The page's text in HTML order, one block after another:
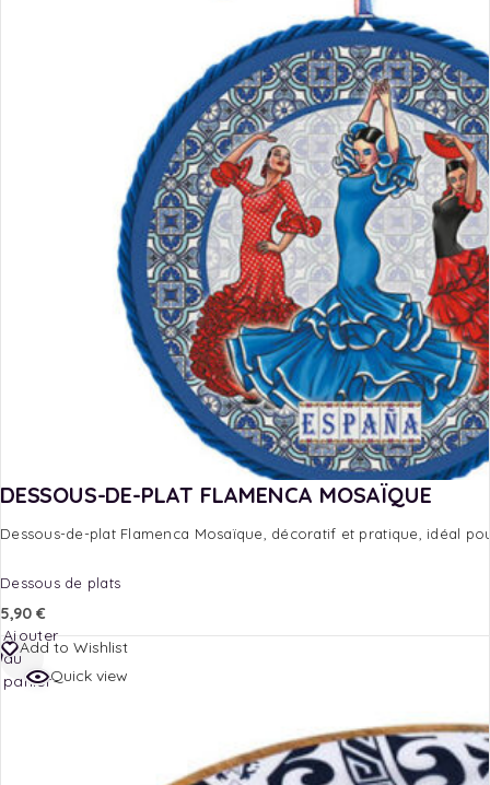
DESSOUS-DE-PLAT FLAMENCA MOSAÏQUE
Dessous-de-plat Flamenca Mosaïque, décoratif et pratique, idéal
Dessous de plats
5,90 €
Add to Wishlist
Quick view
Ajouter
au
panier